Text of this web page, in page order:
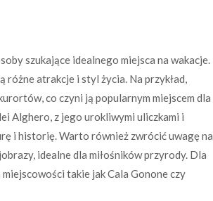
szukające idealnego miejsca na wakacje.
atrakcje i styl życia. Na przykład,
co czyni ją popularnym miejscem dla
Alghero, z jego urokliwymi uliczkami i
i historię. Warto również zwrócić uwagę na
idealne dla miłośników przyrody. Dla
takie jak Cala Gonone czy